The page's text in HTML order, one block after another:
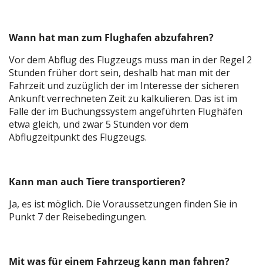
Wann hat man zum Flughafen abzufahren?
Vor dem Abflug des Flugzeugs muss man in der Regel 2
Stunden früher dort sein, deshalb hat man mit der
Fahrzeit und zuzüglich der im Interesse der sicheren
Ankunft verrechneten Zeit zu kalkulieren. Das ist im
Falle der im Buchungssystem angeführten Flughäfen
etwa gleich, und zwar 5 Stunden vor dem
Abflugzeitpunkt des Flugzeugs.
Kann man auch Tiere transportieren?
Ja, es ist möglich. Die Voraussetzungen finden Sie in
Punkt 7 der Reisebedingungen.
Mit was für einem Fahrzeug kann man fahren?